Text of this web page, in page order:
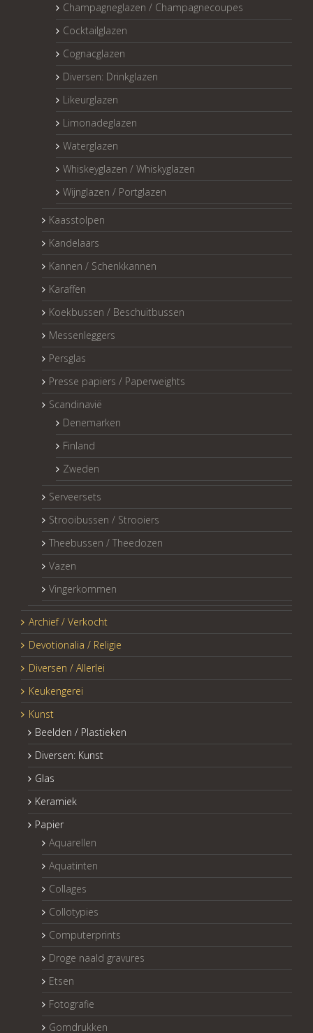
Champagneglazen / Champagnecoupes
Cocktailglazen
Cognacglazen
Diversen: Drinkglazen
Likeurglazen
Limonadeglazen
Waterglazen
Whiskeyglazen / Whiskyglazen
Wijnglazen / Portglazen
Kaasstolpen
Kandelaars
Kannen / Schenkkannen
Karaffen
Koekbussen / Beschuitbussen
Messenleggers
Persglas
Presse papiers / Paperweights
Scandinavië
Denemarken
Finland
Zweden
Serveersets
Strooibussen / Strooiers
Theebussen / Theedozen
Vazen
Vingerkommen
Archief / Verkocht
Devotionalia / Religie
Diversen / Allerlei
Keukengerei
Kunst
Beelden / Plastieken
Diversen: Kunst
Glas
Keramiek
Papier
Aquarellen
Aquatinten
Collages
Collotypies
Computerprints
Droge naald gravures
Etsen
Fotografie
Gomdrukken